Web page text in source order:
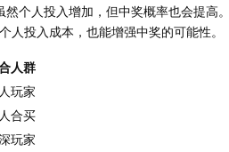
然个人投入增加，但中奖概率也会提高
人投入成本，也能增强中奖的可能性。
人群
玩家
合买
玩家